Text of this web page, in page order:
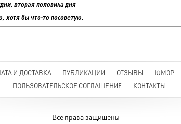
вторая половина дня
хотя бы что-то посоветую.
И ДОСТАВКА ПУБЛИКАЦИИ ОТЗЫВЫ ЮМОР
ПОЛЬЗОВАТЕЛЬСКОЕ СОГЛАШЕНИЕ
КОНТАКТЫ
Все права защищены